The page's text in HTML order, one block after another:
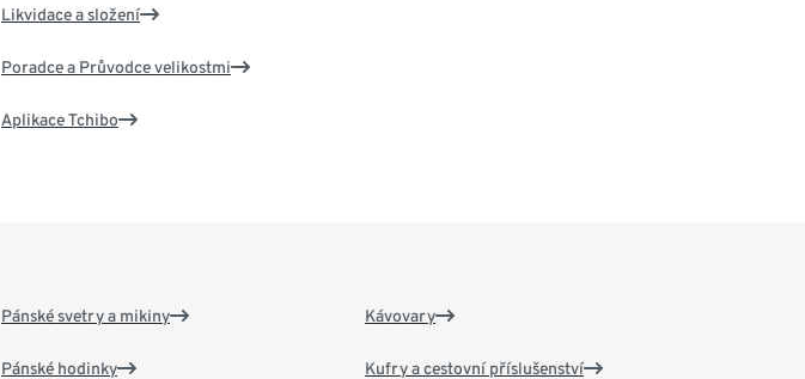
Likvidace a složení
Poradce a Průvodce velikostmi
Aplikace Tchibo
Pánské svetry a mikiny
Pánské hodinky
Kávovary
Kufry a cestovní příslušenství